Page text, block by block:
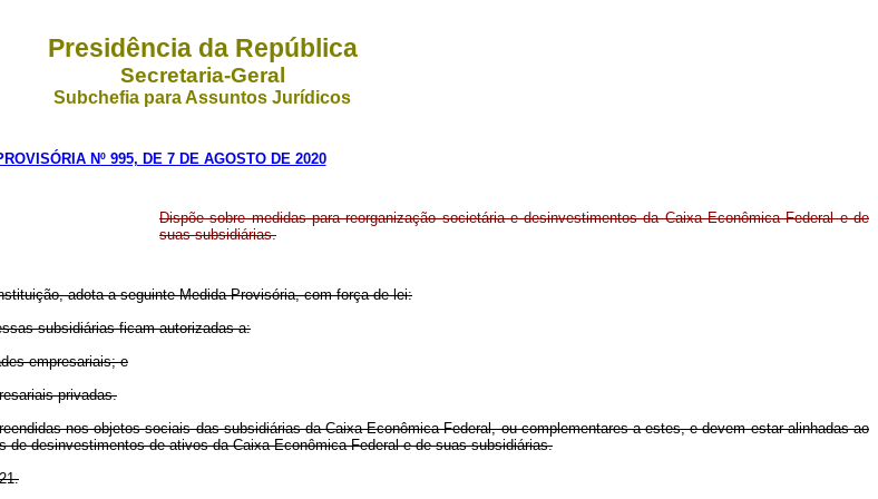
Presidência da República
Secretaria-Geral
Subchefia para Assuntos Jurídicos
Nº 995, DE 7 DE AGOSTO DE 2020
Dispõe sobre medidas para reorganização societária e desinvestimentos da Caixa Econômica Federal e de
suas subsidiárias.
adota a seguinte Medida Provisória, com força de lei:
subsidiárias ficam autorizadas a:
empresariais; e
privadas.
nos objetos sociais das subsidiárias da Caixa Econômica Federal, ou complementares a estes, e devem estar alinhadas ao
de desinvestimentos de ativos da Caixa Econômica Federal e de suas subsidiárias.